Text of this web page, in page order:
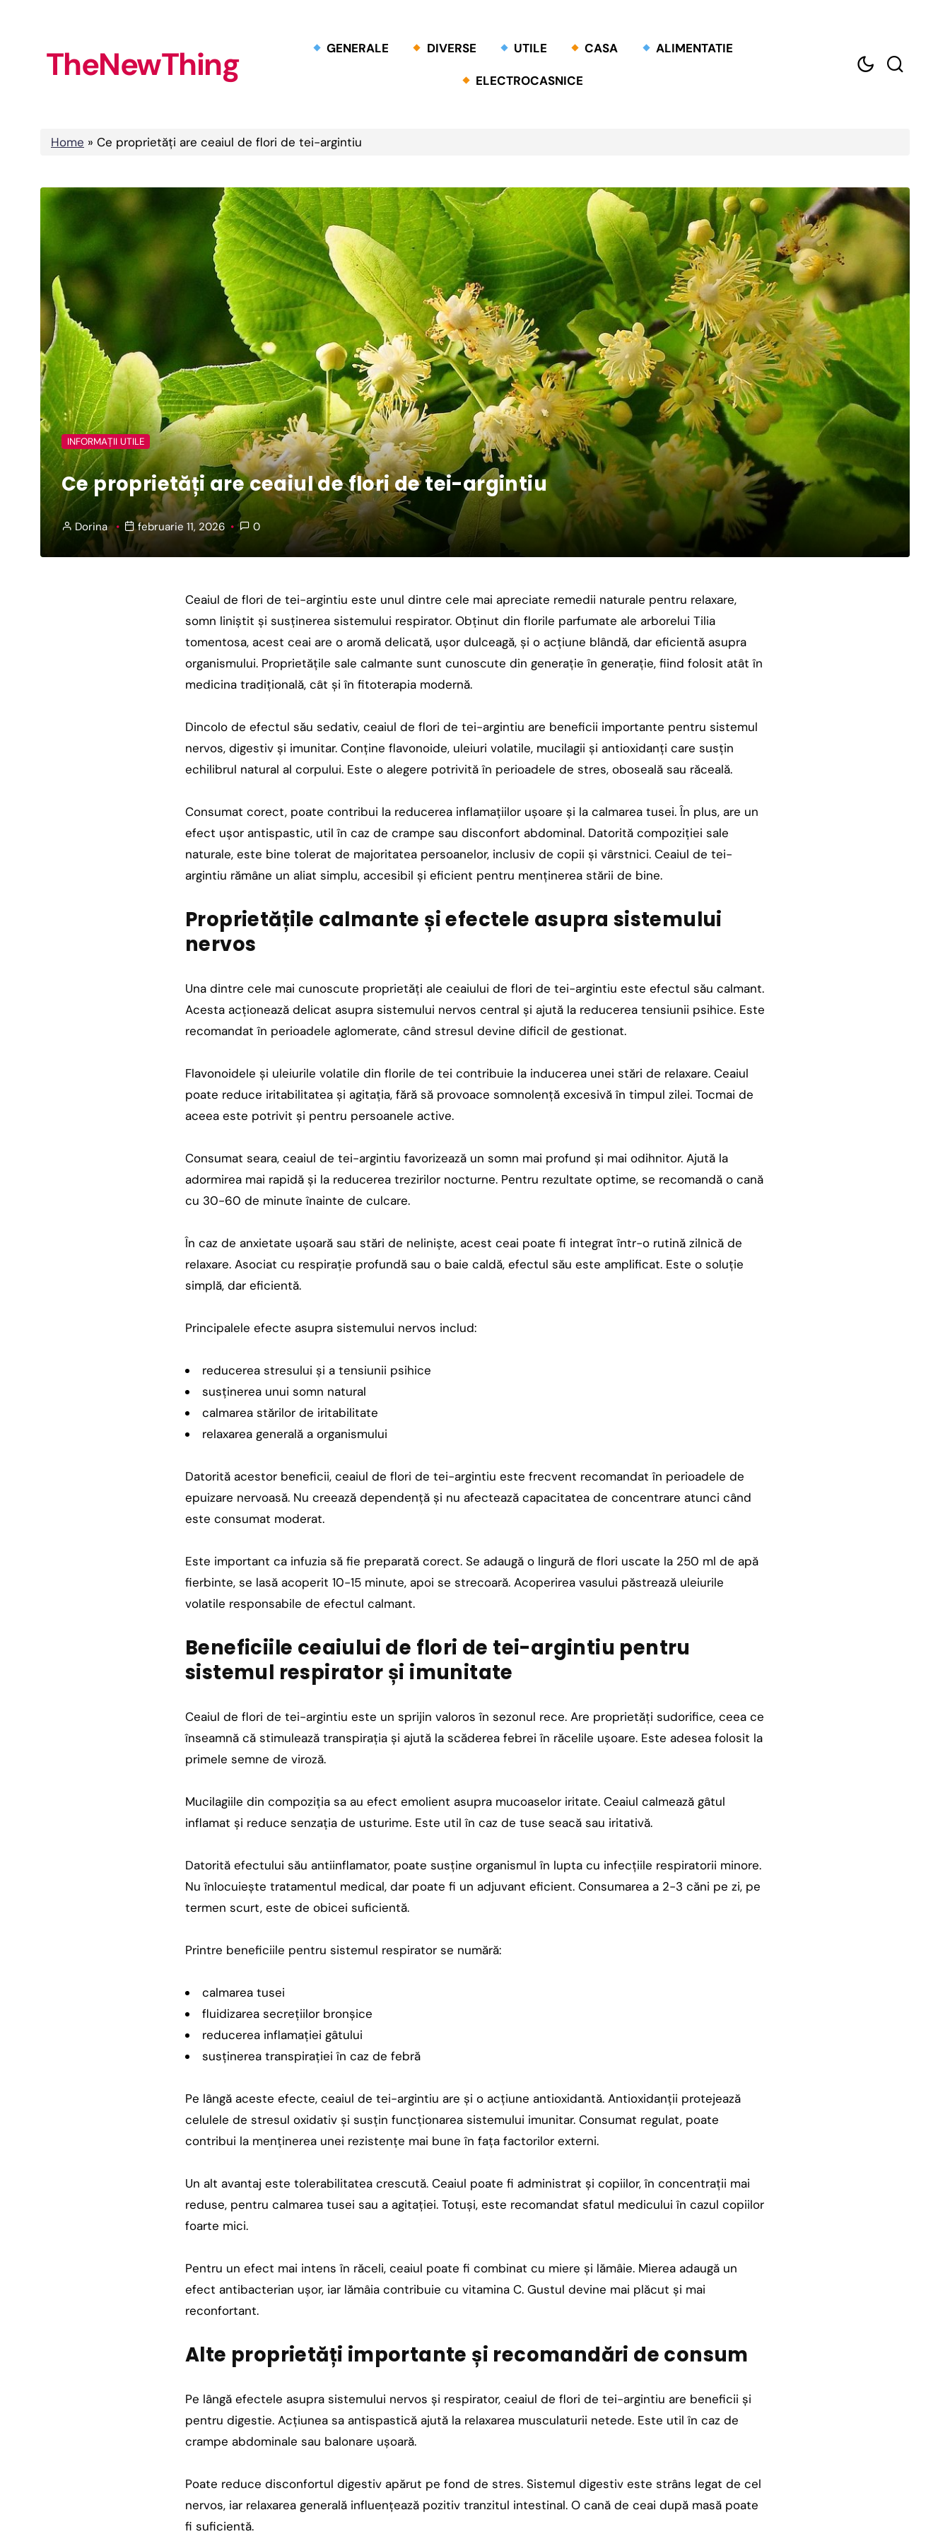
TheNewThing GENERALE DIVERSE UTILE CASA ALIMENTATIE
ELECTROCASNICE
Home » Ce proprietăți are ceaiul de flori de tei-argintiu
INFORMAȚII UTILE
Ce proprietăți are ceaiul de flori de tei-argintiu
Dorina februarie 11, 2026 0
Ceaiul de flori de tei-argintiu este unul dintre cele mai apreciate remedii naturale pentru relaxare,
somn liniștit și susținerea sistemului respirator. Obținut din florile parfumate ale arborelui Tilia
tomentosa, acest ceai are o aromă delicată, ușor dulceagă, și o acțiune blândă, dar eficientă asupra
organismului. Proprietățile sale calmante sunt cunoscute din generație în generație, fiind folosit atât în
medicina tradițională, cât și în fitoterapia modernă.
Dincolo de efectul său sedativ, ceaiul de flori de tei-argintiu are beneficii importante pentru sistemul
nervos, digestiv și imunitar. Conține flavonoide, uleiuri volatile, mucilagii și antioxidanți care susțin
echilibrul natural al corpului. Este o alegere potrivită în perioadele de stres, oboseală sau răceală.
Consumat corect, poate contribui la reducerea inflamațiilor ușoare și la calmarea tusei. În plus, are un
efect ușor antispastic, util în caz de crampe sau disconfort abdominal. Datorită compoziției sale
naturale, este bine tolerat de majoritatea persoanelor, inclusiv de copii și vârstnici. Ceaiul de tei-
argintiu rămâne un aliat simplu, accesibil și eficient pentru menținerea stării de bine.
Proprietățile calmante și efectele asupra sistemului
nervos
Una dintre cele mai cunoscute proprietăți ale ceaiului de flori de tei-argintiu este efectul său calmant.
Acesta acționează delicat asupra sistemului nervos central și ajută la reducerea tensiunii psihice. Este
recomandat în perioadele aglomerate, când stresul devine dificil de gestionat.
Flavonoidele și uleiurile volatile din florile de tei contribuie la inducerea unei stări de relaxare. Ceaiul
poate reduce iritabilitatea și agitația, fără să provoace somnolență excesivă în timpul zilei. Tocmai de
aceea este potrivit și pentru persoanele active.
Consumat seara, ceaiul de tei-argintiu favorizează un somn mai profund și mai odihnitor. Ajută la
adormirea mai rapidă și la reducerea trezirilor nocturne. Pentru rezultate optime, se recomandă o cană
cu 30-60 de minute înainte de culcare.
În caz de anxietate ușoară sau stări de neliniște, acest ceai poate fi integrat într-o rutină zilnică de
relaxare. Asociat cu respirație profundă sau o baie caldă, efectul său este amplificat. Este o soluție
simplă, dar eficientă.
Principalele efecte asupra sistemului nervos includ:
reducerea stresului și a tensiunii psihice
susținerea unui somn natural
calmarea stărilor de iritabilitate
relaxarea generală a organismului
Datorită acestor beneficii, ceaiul de flori de tei-argintiu este frecvent recomandat în perioadele de
epuizare nervoasă. Nu creează dependență și nu afectează capacitatea de concentrare atunci când
este consumat moderat.
Este important ca infuzia să fie preparată corect. Se adaugă o lingură de flori uscate la 250 ml de apă
fierbinte, se lasă acoperit 10-15 minute, apoi se strecoară. Acoperirea vasului păstrează uleiurile
volatile responsabile de efectul calmant.
Beneficiile ceaiului de flori de tei-argintiu pentru
sistemul respirator și imunitate
Ceaiul de flori de tei-argintiu este un sprijin valoros în sezonul rece. Are proprietăți sudorifice, ceea ce
înseamnă că stimulează transpirația și ajută la scăderea febrei în răcelile ușoare. Este adesea folosit la
primele semne de viroză.
Mucilagiile din compoziția sa au efect emolient asupra mucoaselor iritate. Ceaiul calmează gâtul
inflamat și reduce senzația de usturime. Este util în caz de tuse seacă sau iritativă.
Datorită efectului său antiinflamator, poate susține organismul în lupta cu infecțiile respiratorii minore.
Nu înlocuiește tratamentul medical, dar poate fi un adjuvant eficient. Consumarea a 2-3 căni pe zi, pe
termen scurt, este de obicei suficientă.
Printre beneficiile pentru sistemul respirator se numără:
calmarea tusei
fluidizarea secrețiilor bronșice
reducerea inflamației gâtului
susținerea transpirației în caz de febră
Pe lângă aceste efecte, ceaiul de tei-argintiu are și o acțiune antioxidantă. Antioxidanții protejează
celulele de stresul oxidativ și susțin funcționarea sistemului imunitar. Consumat regulat, poate
contribui la menținerea unei rezistențe mai bune în fața factorilor externi.
Un alt avantaj este tolerabilitatea crescută. Ceaiul poate fi administrat și copiilor, în concentrații mai
reduse, pentru calmarea tusei sau a agitației. Totuși, este recomandat sfatul medicului în cazul copiilor
foarte mici.
Pentru un efect mai intens în răceli, ceaiul poate fi combinat cu miere și lămâie. Mierea adaugă un
efect antibacterian ușor, iar lămâia contribuie cu vitamina C. Gustul devine mai plăcut și mai
reconfortant.
Alte proprietăți importante și recomandări de consum
Pe lângă efectele asupra sistemului nervos și respirator, ceaiul de flori de tei-argintiu are beneficii și
pentru digestie. Acțiunea sa antispastică ajută la relaxarea musculaturii netede. Este util în caz de
crampe abdominale sau balonare ușoară.
Poate reduce disconfortul digestiv apărut pe fond de stres. Sistemul digestiv este strâns legat de cel
nervos, iar relaxarea generală influențează pozitiv tranzitul intestinal. O cană de ceai după masă poate
fi suficientă.